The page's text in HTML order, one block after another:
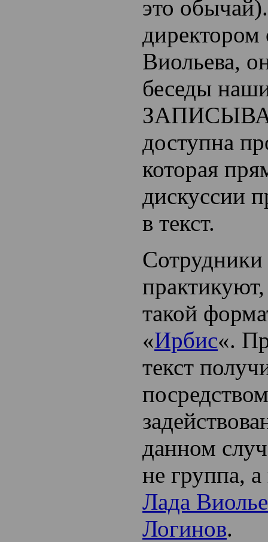
это
директором
Виольева,
беседы
доступна
которая
дискуссии
в текст.
Сотрудники
такой
«Ирбис«.
текст
данном
не группа, а
Лада
Логинов.